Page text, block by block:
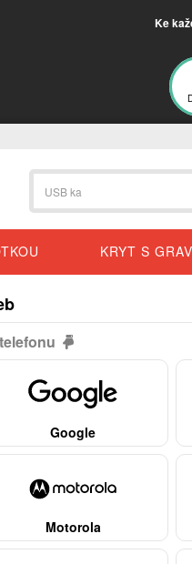
Ke
KRYT S
Google
Motorola